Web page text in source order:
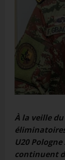
À la veille
U20
continuent